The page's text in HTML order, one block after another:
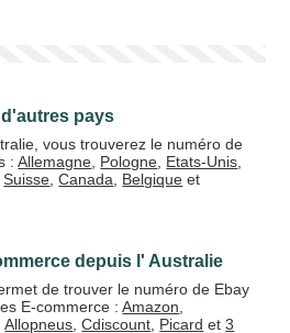
pays
vous trouverez le numéro de
:Allemagne Pologne Etats-Unis
,Suisse ,Canada Belgique et
depuis l' Australie
de trouver le numéro de Ebay
E-commerce :Amazon
Allopneus ,Cdiscount Picard et3